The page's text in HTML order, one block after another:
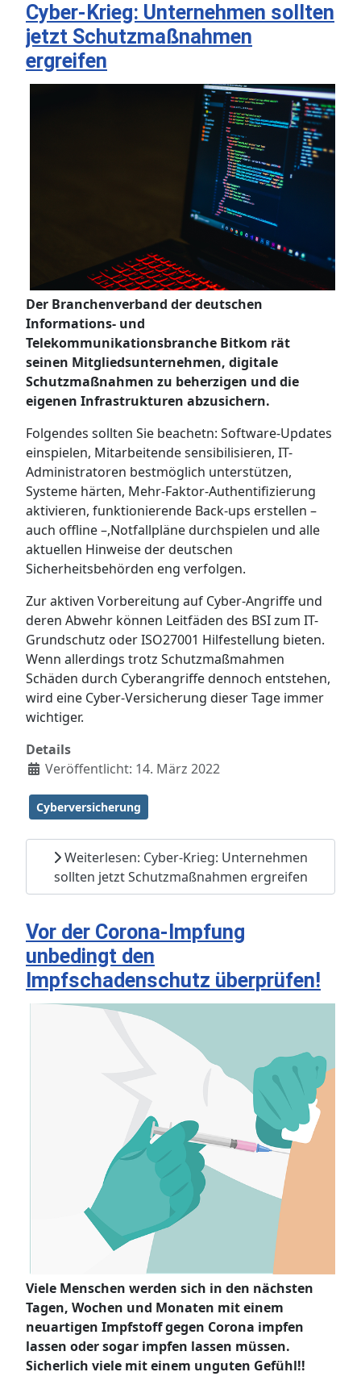
Cyber-Krieg: Unternehmen sollten
jetzt Schutzmaßnahmen
ergreifen
Der Branchenverband der deutschen
Informations- und
Telekommunikationsbranche Bitkom rät
seinen Mitgliedsunternehmen, digitale
Schutzmaßnahmen zu beherzigen und die
eigenen Infrastrukturen abzusichern.
Folgendes sollten Sie beachetn: Software-Updates
einspielen, Mitarbeitende sensibilisieren, IT-
Administratoren bestmöglich unterstützen,
Systeme härten, Mehr-Faktor-Authentifizierung
aktivieren, funktionierende Back-ups erstellen –
auch offline –,Notfallpläne durchspielen und alle
aktuellen Hinweise der deutschen
Sicherheitsbehörden eng verfolgen.
Zur aktiven Vorbereitung auf Cyber-Angriffe und
deren Abwehr können Leitfäden des BSI zum IT-
Grundschutz oder ISO27001 Hilfestellung bieten.
Wenn allerdings trotz Schutzmaßmahmen
Schäden durch Cyberangriffe dennoch entstehen,
wird eine Cyber-Versicherung dieser Tage immer
wichtiger.
Details
Veröffentlicht: 14. März 2022
Cyberversicherung
Weiterlesen: Cyber-Krieg: Unternehmen
sollten jetzt Schutzmaßnahmen ergreifen
Vor der Corona-Impfung
unbedingt den
Impfschadenschutz überprüfen!
Viele Menschen werden sich in den nächsten
Tagen, Wochen und Monaten mit einem
neuartigen Impfstoff gegen Corona impfen
lassen oder sogar impfen lassen müssen.
Sicherlich viele mit einem unguten Gefühl!!